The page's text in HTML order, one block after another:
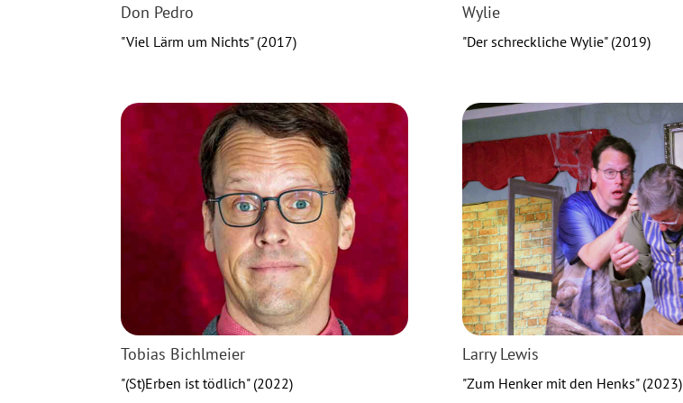
Don Pedro
"Viel Lärm um Nichts" (2017)
Wylie
"Der schreckliche Wylie" (2019)
Tobias Bichlmeier
"(St)Erben ist tödlich" (2022)
Larry Lewis
"Zum Henker mit den Henks" (2023)